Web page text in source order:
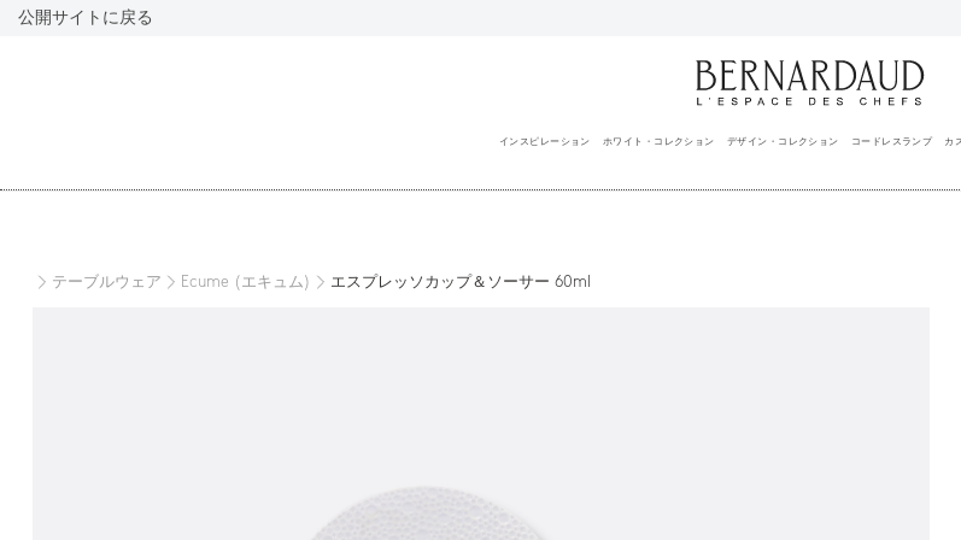
公開サイトに戻る
インスピレーション ホワイト・コレクション デザイン・コレクション コードレスランプ カ
テーブルウェア Ecume (エキュム) エスプレッソカップ＆ソーサー 60ml